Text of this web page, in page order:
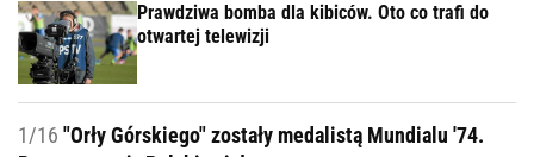
Prawdziwa bomba dla kibiców. Oto co trafi do
otwartej telewizji
1/16 "Orły Górskiego" zostały medalistą Mundialu '74.